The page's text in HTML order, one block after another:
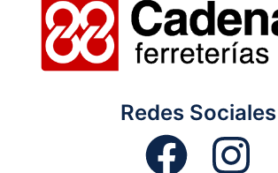
Redes Sociales